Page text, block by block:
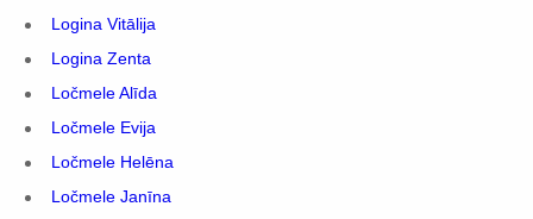
Logina Vitālija
Logina Zenta
Ločmele Alīda
Ločmele Evija
Ločmele Helēna
Ločmele Janīna